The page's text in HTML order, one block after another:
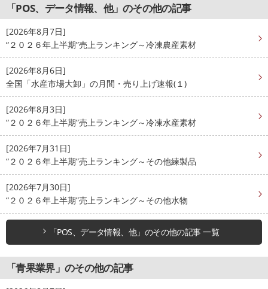
「POS、データ情報、他」のその他の記事
[2026年8月7日]
“２０２６年上半期”売上ランキング～冷凍農産素材
[2026年8月6日]
全国「水産市場大卸」の月間・売り上げ速報(１)
[2026年8月3日]
“２０２６年上半期”売上ランキング～冷凍水産素材
[2026年7月31日]
“２０２６年上半期”売上ランキング～その他練製品
[2026年7月30日]
“２０２６年上半期”売上ランキング～その他水物
「POS、データ情報、他」のその他の記事 一覧
「青果業界」のその他の記事